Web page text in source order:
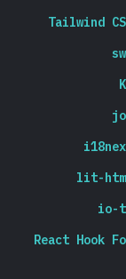
React Hook
io-
lit-
Tailwind